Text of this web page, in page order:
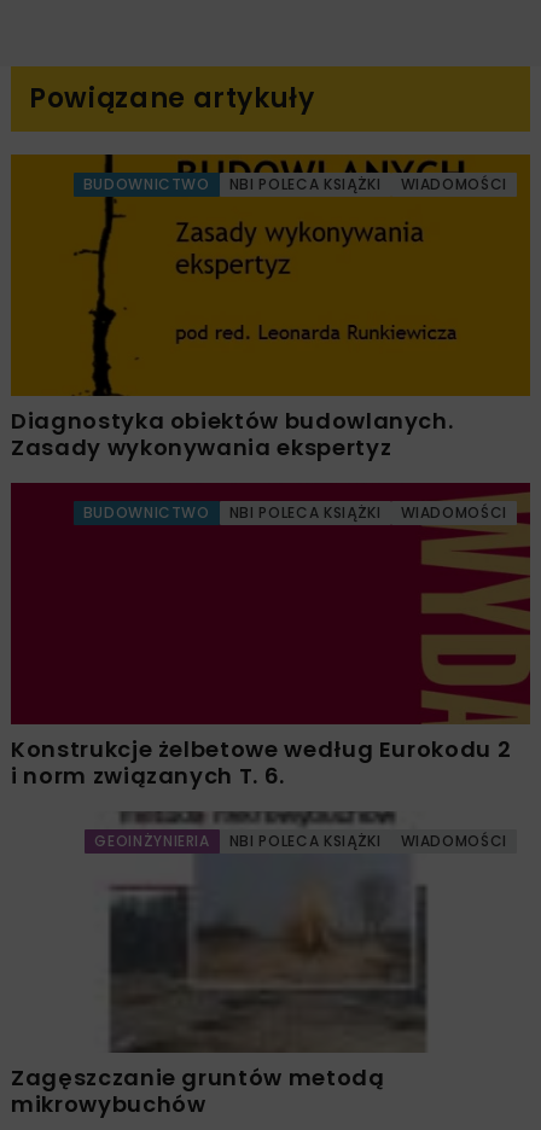
Powiązane artykuły
BUDOWNICTWO NBI POLECA KSIĄŻKI WIADOMOŚCI
Diagnostyka obiektów budowlanych.
Zasady wykonywania ekspertyz
BUDOWNICTWO NBI POLECA KSIĄŻKI WIADOMOŚCI
Konstrukcje żelbetowe według Eurokodu 2
i norm związanych T. 6.
GEOINŻYNIERIA NBI POLECA KSIĄŻKI WIADOMOŚCI
Zagęszczanie gruntów metodą
mikrowybuchów